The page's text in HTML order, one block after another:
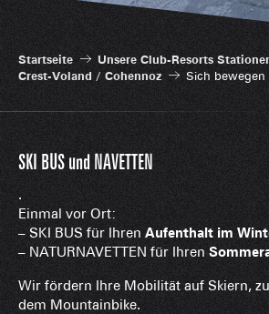
Startseite
Unsere Club-Resorts
Crest-Voland / Cohennoz
Sich bewegen
SKI BUS und NAVETTEN
.
Einmal vor Ort:
– SKI BUS für Ihren Aufenthalt im
– NATURNAVETTEN für Ihren
Wir fördern Ihre Mobilität auf Skiern,
dem Mountainbike.